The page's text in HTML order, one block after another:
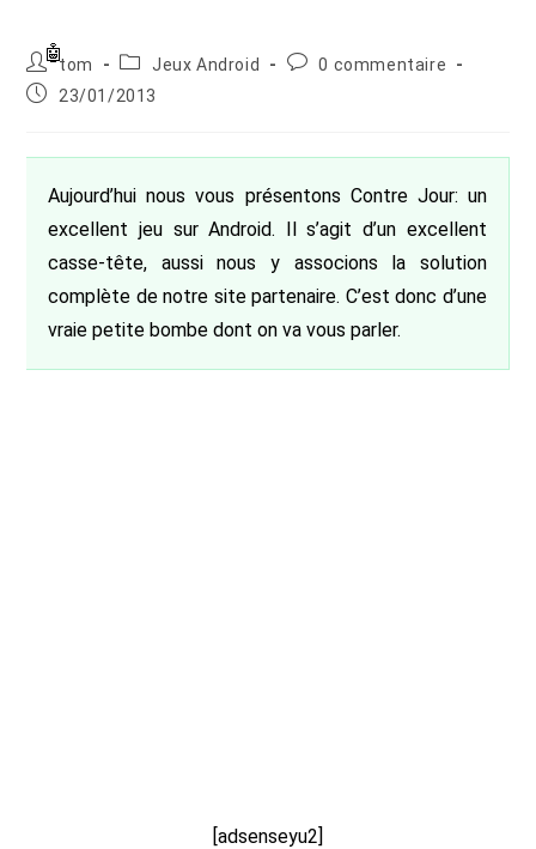
Auteur/autrice
de
la
tom
PostJeux Android
Commentaires
0 commentaire
Publication
23/01/2013
Aujourd’hui nous vous présentons Contre Jour: un
excellent jeu sur Android. Il s’agit d’un excellent
casse-tête, aussi nous y associons la solution
complète de notre site partenaire. C’est donc d’une
vraie petite bombe dont on va vous parler.
[adsenseyu2]